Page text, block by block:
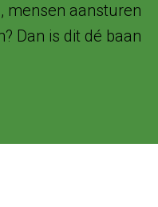
mensen aansturen
Dan is dit dé baan